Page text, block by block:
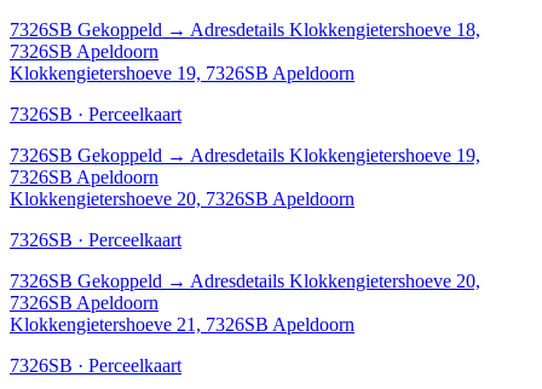
7326SB Gekoppeld → Adresdetails Klokkengietershoeve 18,
7326SB Apeldoorn
Klokkengietershoeve 19, 7326SB Apeldoorn
7326SB · Perceelkaart
7326SB Gekoppeld → Adresdetails Klokkengietershoeve 19,
7326SB Apeldoorn
Klokkengietershoeve 20, 7326SB Apeldoorn
7326SB · Perceelkaart
7326SB Gekoppeld → Adresdetails Klokkengietershoeve 20,
7326SB Apeldoorn
Klokkengietershoeve 21, 7326SB Apeldoorn
7326SB · Perceelkaart